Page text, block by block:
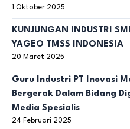
1 Oktober 2025
KUNJUNGAN INDUSTRI
YAGEO TMSS INDONESIA
20 Maret 2025
Guru Industri PT Inovasi
Bergerak Dalam Bidang
Media Spesialis
24 Februari 2025